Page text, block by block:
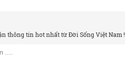
thông tin hot nhất từ Đời Sống Việt Nam !